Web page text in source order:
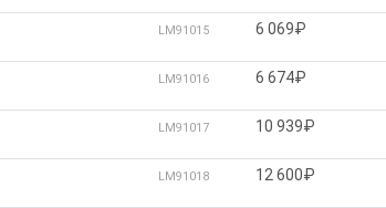
LM91015 6 069₽
LM91016 6 674₽
LM91017 10 939₽
LM91018 12 600₽